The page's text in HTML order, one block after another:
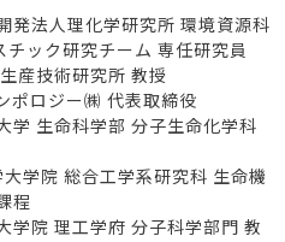
理化学研究所 環境資源科
ック研究チーム 専任研究員
術研究所 教授
ー㈱ 代表取締役
命科学部 分子生命化学科
院 総合工学系研究科 生命機
程
理工学府 分子科学部門 教